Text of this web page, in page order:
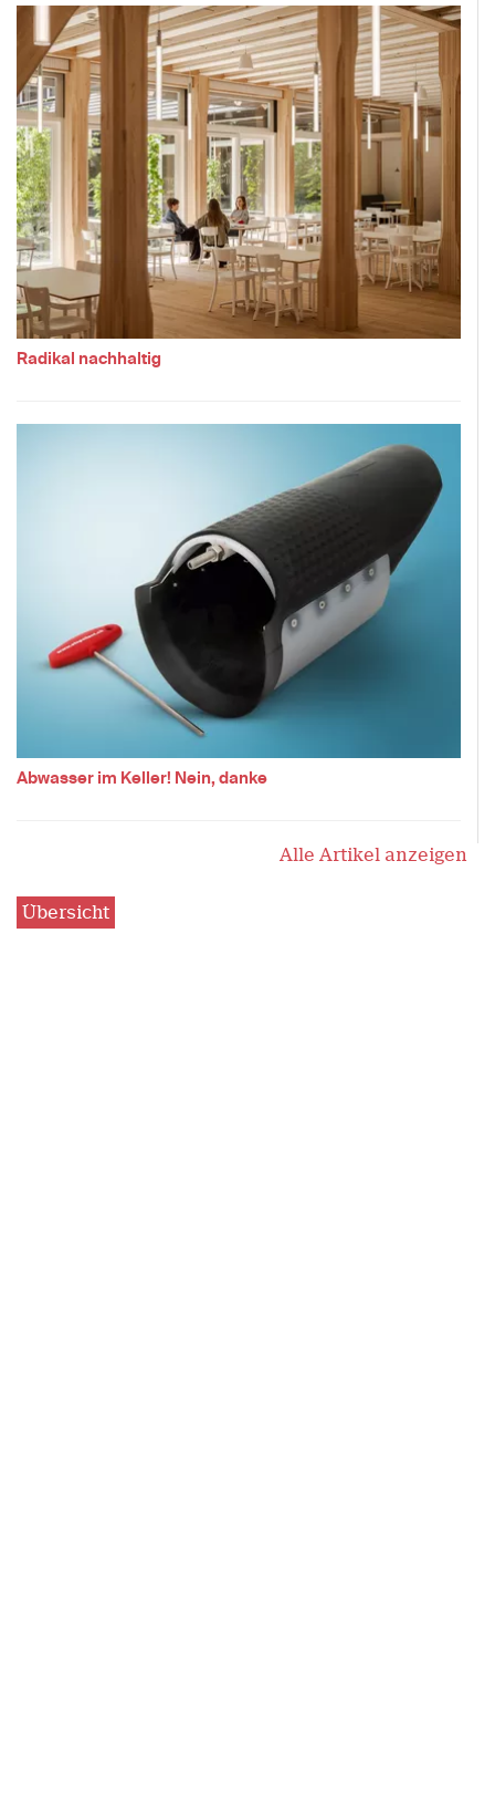
Radikal nachhaltig
Abwasser im Keller! Nein, danke
Alle Artikel anzeigen
Übersicht